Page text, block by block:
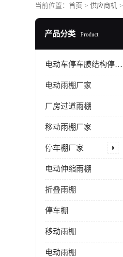
当前位置： 首页 > 供应商机 >
产品分类 Product
电动车停车膜结构停车棚
电动雨棚厂家
厂房过道雨棚
移动雨棚厂家
停车棚厂家
电动伸缩雨棚
折叠雨棚
停车棚
移动雨棚
电动雨棚